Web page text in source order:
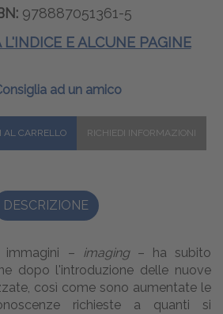
978887051361-5
L'INDICE E ALCUNE PAGINE
ad un amico
DESCRIZIONE
immagini – imaging – ha subito
dopo l'introduzione delle nuove
così come sono aumentate le
richieste a quanti si